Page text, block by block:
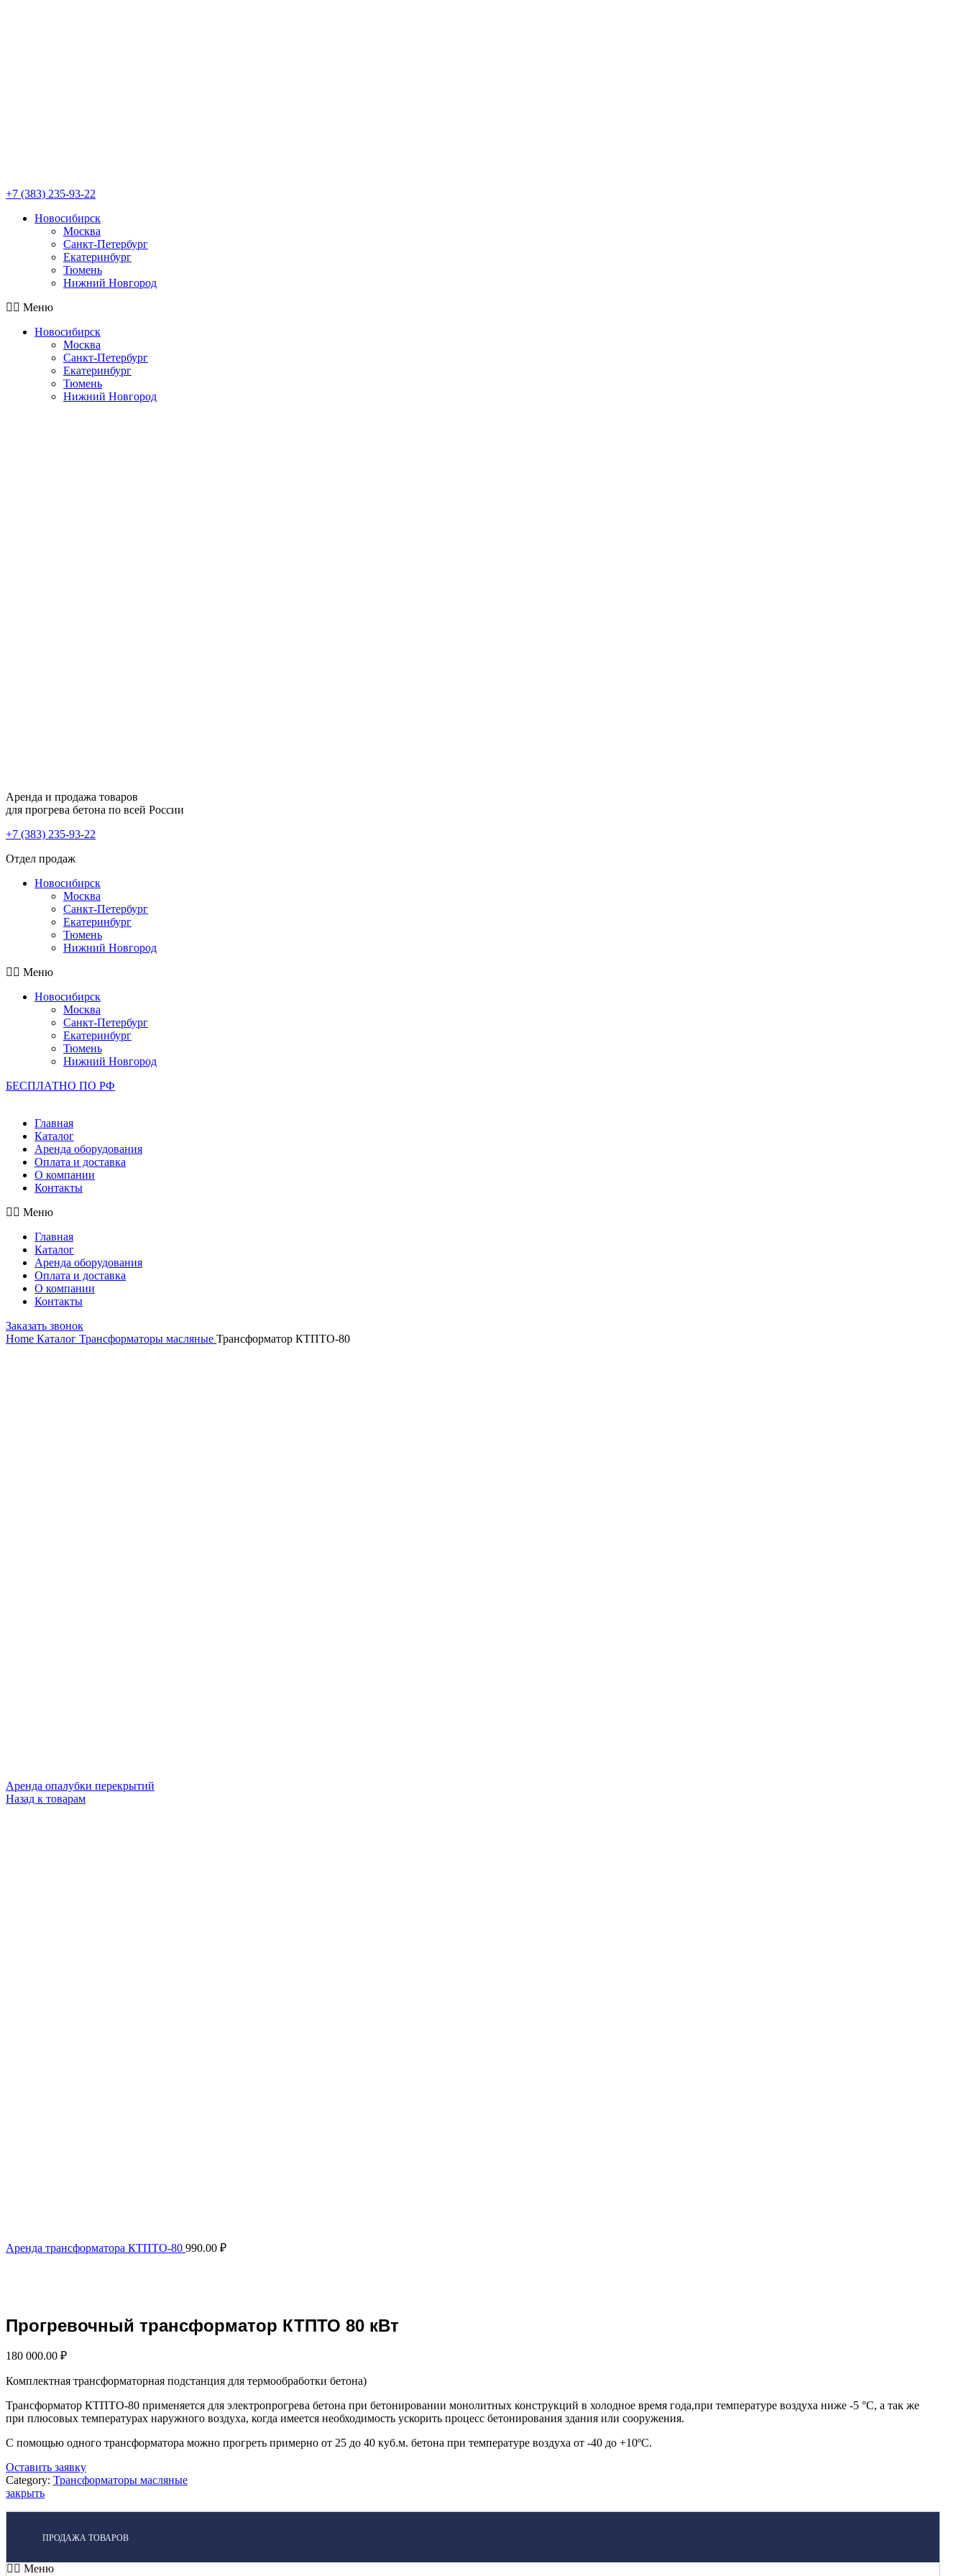
+7 (383) 235-93-22
Новосибирск
Москва
Санкт-Петербург
Екатеринбург
Тюмень
Нижний Новгород
Меню
Новосибирск
Москва
Санкт-Петербург
Екатеринбург
Тюмень
Нижний Новгород
Аренда и продажа товаров
для прогрева бетона по всей России
+7 (383) 235-93-22
Отдел продаж
Новосибирск
Москва
Санкт-Петербург
Екатеринбург
Тюмень
Нижний Новгород
Меню
Новосибирск
Москва
Санкт-Петербург
Екатеринбург
Тюмень
Нижний Новгород
БЕСПЛАТНО ПО РФ
Главная
Каталог
Аренда оборудования
Оплата и доставка
О компании
Контакты
Меню
Главная
Каталог
Аренда оборудования
Оплата и доставка
О компании
Контакты
Заказать звонок
Home Каталог Трансформаторы масляные Трансформатор КТПТО-80
Аренда опалубки перекрытий
Назад к товарам
Аренда трансформатора КТПТО-80 990.00 ₽
Прогревочный трансформатор КТПТО 80 кВт
180 000.00 ₽
Комплектная трансформаторная подстанция для термообработки бетона)
Трансформатор КТПТО-80 применяется для электропрогрева бетона при бетонировании монолитных конструкций в холодное время года,при температуре воздуха ниже -5 °С, а так же
при плюсовых температурах наружного воздуха, когда имеется необходимость ускорить процесс бетонирования здания или сооружения.
С помощью одного трансформатора можно прогреть примерно от 25 до 40 куб.м. бетона при температуре воздуха от -40 до +10ºС.
Оставить заявку
Category: Трансформаторы масляные
закрыть
ПРОДАЖА ТОВАРОВ
Меню